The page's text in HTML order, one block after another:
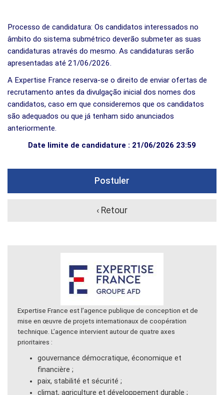
Processo de candidatura: Os candidatos interessados ​​no
âmbito do sistema submétrico deverão submeter as suas
candidaturas através do mesmo. As candidaturas serão
apresentadas até 21/06/2026.
A Expertise France reserva-se o direito de enviar ofertas de
recrutamento antes da divulgação inicial dos nomes dos
candidatos, caso em que consideremos que os candidatos
são adequados ou que já tenham sido anunciados
anteriormente.
Date limite de candidature : 21/06/2026 23:59
Postuler
‹ Retour
Expertise France est l’agence publique de conception et de
mise en œuvre de projets internationaux de coopération
technique. L’agence intervient autour de quatre axes
prioritaires :
gouvernance démocratique, économique et
financière ;
paix, stabilité et sécurité ;
climat, agriculture et développement durable ;